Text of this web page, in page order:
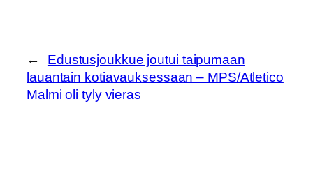
←
Edustusjoukkue joutui taipumaan
lauantain kotiavauksessaan – MPS/Atletico
Malmi oli tyly vieras